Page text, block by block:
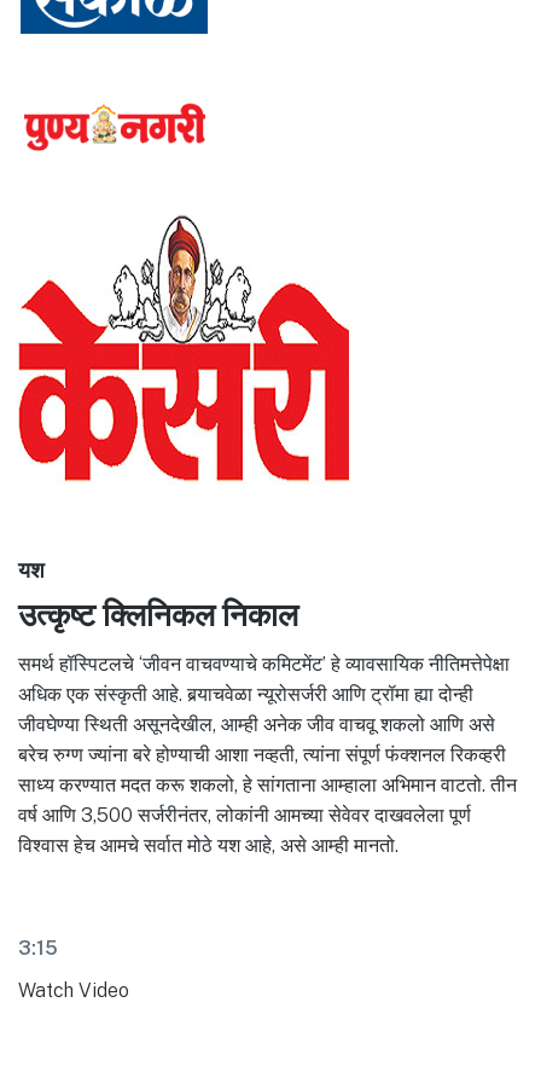
यश
उत्कृष्ट क्लिनिकल निकाल
समर्थ हॉस्पिटलचे ‘जीवन वाचवण्याचे कमिटमेंट’ हे व्यावसायिक नीतिमत्तेपेक्षा
अधिक एक संस्कृती आहे. बर्‍याचवेळा न्यूरोसर्जरी आणि ट्रॉमा ह्या दोन्ही
जीवघेण्या स्थिती असूनदेखील, आम्ही अनेक जीव वाचवू शकलो आणि असे
बरेच रुग्ण ज्यांना बरे होण्याची आशा नव्हती, त्यांना संपूर्ण फंक्शनल रिकव्हरी
साध्य करण्यात मदत करू शकलो, हे सांगताना आम्हाला अभिमान वाटतो. तीन
वर्ष आणि 3,500 सर्जरीनंतर, लोकांनी आमच्या सेवेवर दाखवलेला पूर्ण
विश्वास हेच आमचे सर्वात मोठे यश आहे, असे आम्ही मानतो.
3:15
Watch Video